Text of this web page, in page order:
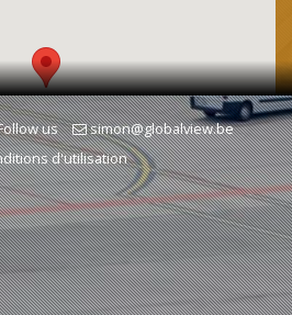
Architecture & Urbanisme
Ottignies-Louvain-la-Neuve
us
simon@globalview.be
d'utilisation